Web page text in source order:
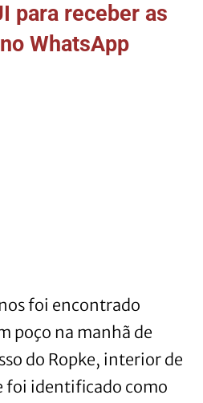
para receber as
WhatsApp
foi encontrado
poço na manhã de
do Ropke, interior de
foi identificado como